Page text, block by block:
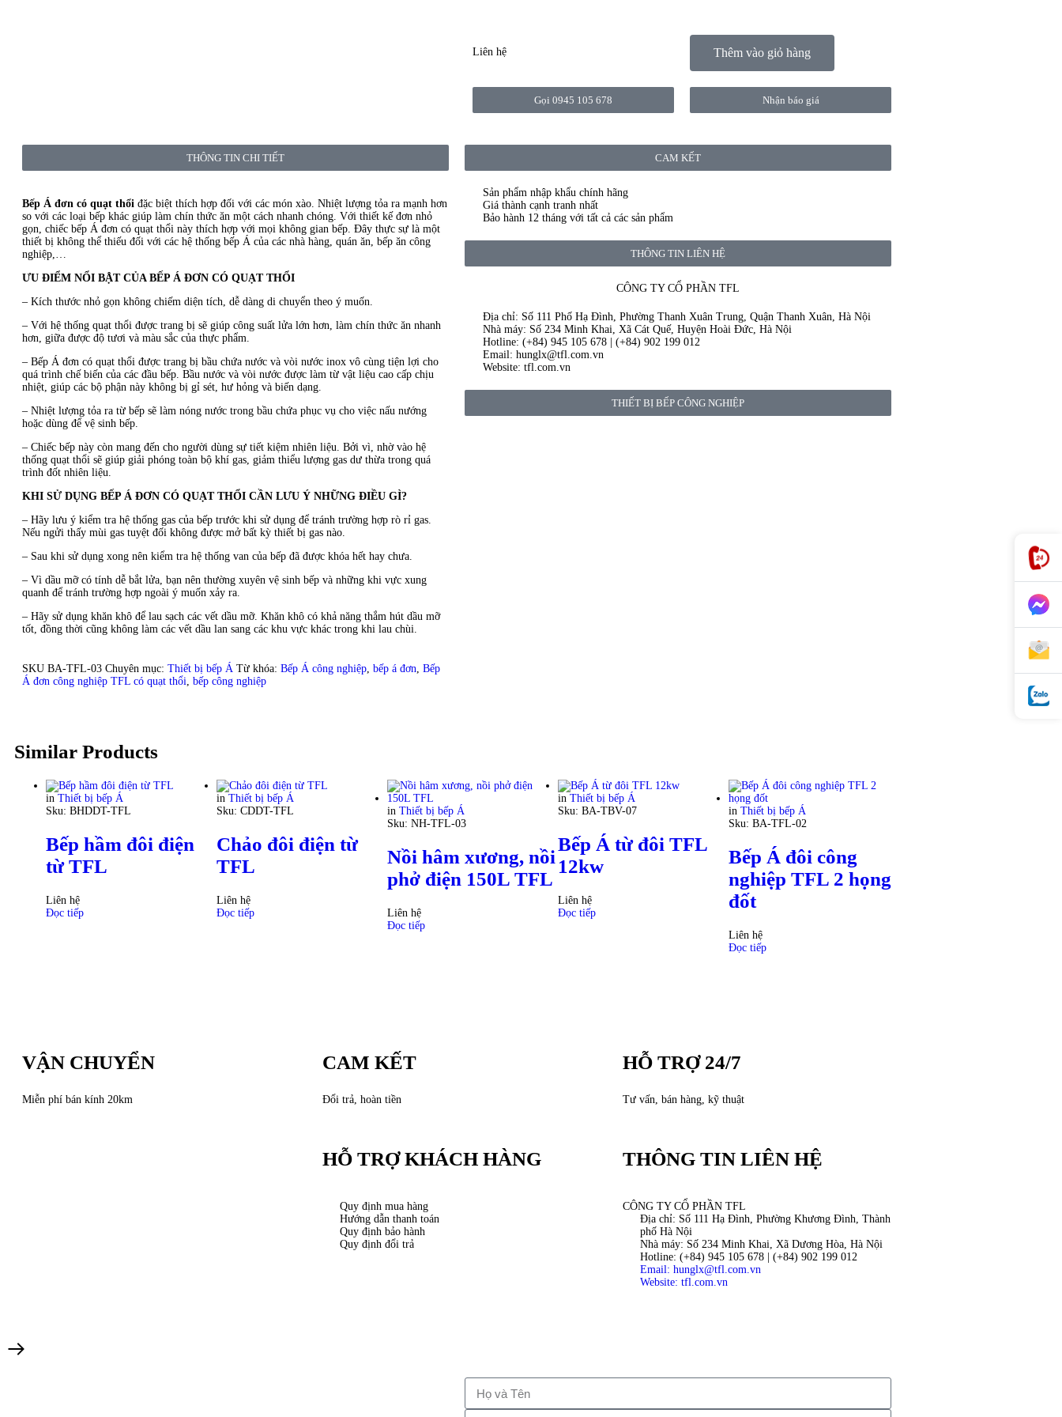
Liên hệ Thêm vào giỏ hàng
Gọi 0945 105 678 Nhận báo giá
THÔNG TIN CHI TIẾT
Bếp Á đơn có quạt thổi đặc biệt thích hợp đối với các món xào. Nhiệt lượng tỏa ra mạnh hơn
so với các loại bếp khác giúp làm chín thức ăn một cách nhanh chóng. Với thiết kế đơn nhỏ
gọn, chiếc bếp Á đơn có quạt thổi này thích hợp với mọi không gian bếp. Đây thực sự là một
thiết bị không thể thiếu đối với các hệ thống bếp Á của các nhà hàng, quán ăn, bếp ăn công
nghiệp,…
ƯU ĐIỂM NỔI BẬT CỦA BẾP Á ĐƠN CÓ QUẠT THỔI
– Kích thước nhỏ gọn không chiếm diện tích, dễ dàng di chuyển theo ý muốn.
– Với hệ thống quạt thổi được trang bị sẽ giúp công suất lửa lớn hơn, làm chín thức ăn nhanh
hơn, giữa được độ tươi và màu sắc của thực phẩm.
– Bếp Á đơn có quạt thổi được trang bị bầu chứa nước và vòi nước inox vô cùng tiện lợi cho
quá trình chế biến của các đầu bếp. Bầu nước và vòi nước được làm từ vật liệu cao cấp chịu
nhiệt, giúp các bộ phận này không bị gỉ sét, hư hỏng và biến dạng.
– Nhiệt lượng tỏa ra từ bếp sẽ làm nóng nước trong bầu chứa phục vụ cho việc nấu nướng
hoặc dùng để vệ sinh bếp.
– Chiếc bếp này còn mang đến cho người dùng sự tiết kiệm nhiên liệu. Bởi vì, nhờ vào hệ
thống quạt thổi sẽ giúp giải phóng toàn bộ khí gas, giảm thiểu lượng gas dư thừa trong quá
trình đốt nhiên liệu.
KHI SỬ DỤNG BẾP Á ĐƠN CÓ QUẠT THỔI CẦN LƯU Ý NHỮNG ĐIỀU GÌ?
– Hãy lưu ý kiểm tra hệ thống gas của bếp trước khi sử dụng để tránh trường hợp rò rỉ gas.
Nếu ngửi thấy mùi gas tuyệt đối không được mở bất kỳ thiết bị gas nào.
– Sau khi sử dụng xong nên kiểm tra hệ thống van của bếp đã được khóa hết hay chưa.
– Vì dầu mỡ có tính dễ bắt lửa, bạn nên thường xuyên vệ sinh bếp và những khi vực xung
quanh để tránh trường hợp ngoài ý muốn xảy ra.
– Hãy sử dụng khăn khô để lau sạch các vết dầu mỡ. Khăn khô có khả năng thắm hút dầu mỡ
tốt, đồng thời cũng không làm các vết dầu lan sang các khu vực khác trong khi lau chùi.
SKU BA-TFL-03 Chuyên mục: Thiết bị bếp Á Từ khóa: Bếp Á công nghiệp, bếp á đơn, Bếp
Á đơn công nghiệp TFL có quạt thổi, bếp công nghiệp
CAM KẾT
Sản phẩm nhập khẩu chính hãng
Giá thành cạnh tranh nhất
Bảo hành 12 tháng với tất cả các sản phẩm
THÔNG TIN LIÊN HỆ
CÔNG TY CỔ PHẦN TFL
Địa chỉ: Số 111 Phố Hạ Đình, Phường Thanh Xuân Trung, Quận Thanh Xuân, Hà Nội
Nhà máy: Số 234 Minh Khai, Xã Cát Quế, Huyện Hoài Đức, Hà Nội
Hotline: (+84) 945 105 678 | (+84) 902 199 012
Email: hunglx@tfl.com.vn
Website: tfl.com.vn
THIẾT BỊ BẾP CÔNG NGHIỆP
Similar Products
in Thiết bị bếp Á
Sku: BHDDT-TFL
Bếp hầm đôi điện
từ TFL
Liên hệ
Đọc tiếp
in Thiết bị bếp Á
Sku: CDDT-TFL
Chảo đôi điện từ
TFL
Liên hệ
Đọc tiếp
in Thiết bị bếp Á
Sku: NH-TFL-03
Nồi hâm xương, nồi
phở điện 150L TFL
Liên hệ
Đọc tiếp
in Thiết bị bếp Á
Sku: BA-TBV-07
Bếp Á từ đôi TFL
12kw
Liên hệ
Đọc tiếp
in Thiết bị bếp Á
Sku: BA-TFL-02
Bếp Á đôi công
nghiệp TFL 2 họng
đốt
Liên hệ
Đọc tiếp
VẬN CHUYỂN
Miễn phí bán kính 20km
CAM KẾT
Đổi trả, hoàn tiền
HỖ TRỢ 24/7
Tư vấn, bán hàng, kỹ thuật
HỖ TRỢ KHÁCH HÀNG
Quy định mua hàng
Hướng dẫn thanh toán
Quy định bảo hành
Quy định đổi trả
THÔNG TIN LIÊN HỆ
CÔNG TY CỔ PHẦN TFL
Địa chỉ: Số 111 Hạ Đình, Phường Khương Đình, Thành
phố Hà Nội
Nhà máy: Số 234 Minh Khai, Xã Dương Hòa, Hà Nội
Hotline: (+84) 945 105 678 | (+84) 902 199 012
Email: hunglx@tfl.com.vn
Website: tfl.com.vn